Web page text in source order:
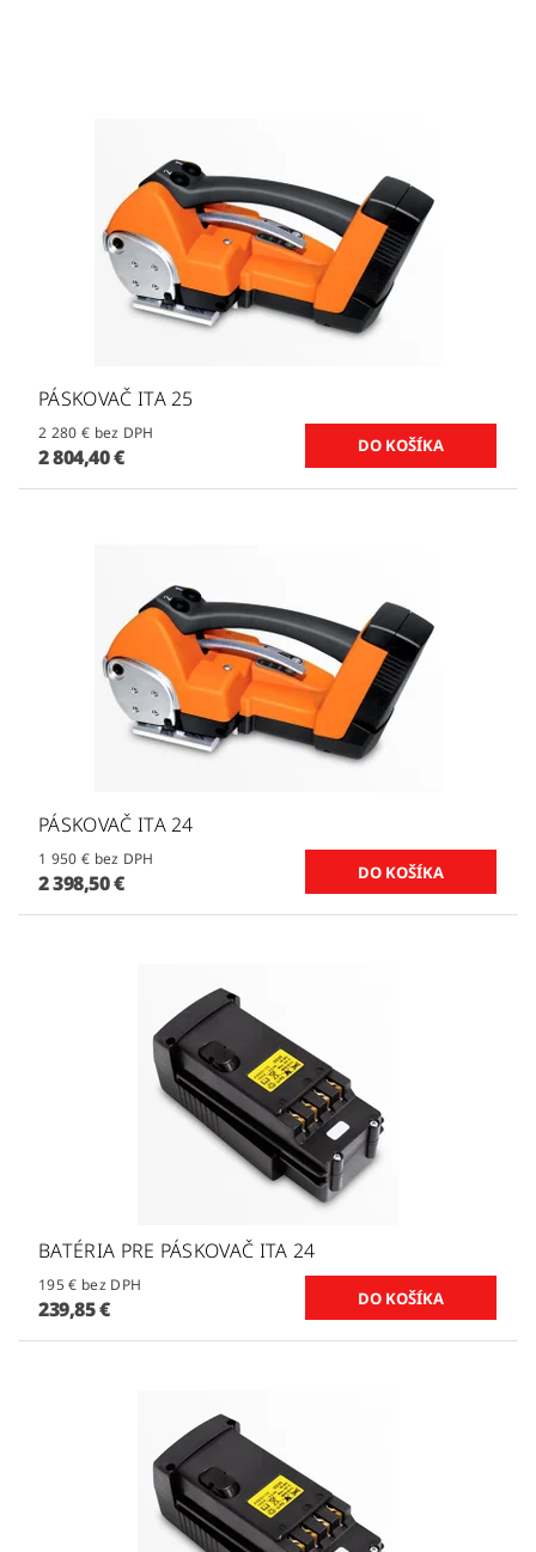
PÁSKOVAČ ITA 25
2 280 € bez DPH
2 804,40 €
PÁSKOVAČ ITA 24
1 950 € bez DPH
2 398,50 €
BATÉRIA PRE PÁSKOVAČ ITA 24
195 € bez DPH
239,85 €